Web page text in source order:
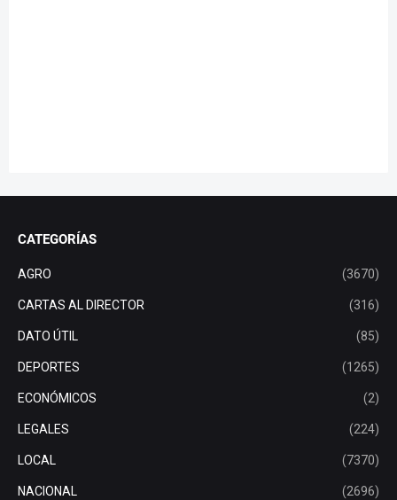
CATEGORÍAS
AGRO (3670)
CARTAS AL DIRECTOR (316)
DATO ÚTIL (85)
DEPORTES (1265)
ECONÓMICOS (2)
LEGALES (224)
LOCAL (7370)
NACIONAL (2696)